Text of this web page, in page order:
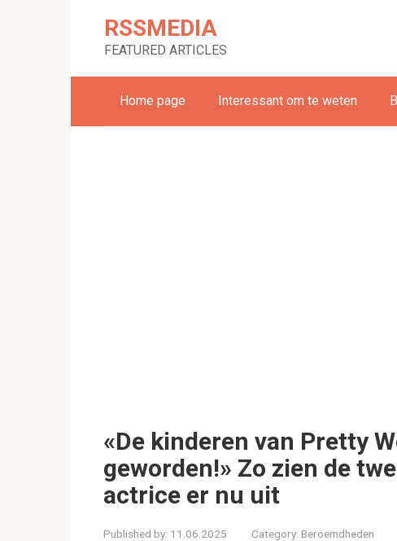
RSSMEDIA
FEATURED ARTICLES
Home page Interessant om te weten
«De kinderen van Pretty
geworden!» Zo zien de
actrice er nu uit
Published by: 11.06.2025 Category: Beroemdheden